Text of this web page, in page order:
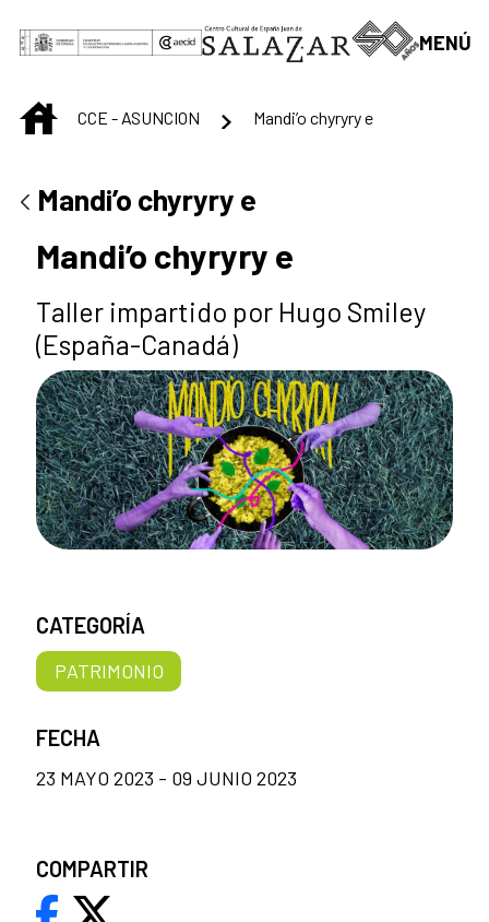
Saltar al contenido principal
MENÚ
INICIOCCE - ASUNCION Mandi’o chyryry e
Mandi’o chyryry e
Mandi’o chyryry e
Taller impartido por Hugo Smiley
(España-Canadá)
CATEGORÍA
PATRIMONIO
FECHA
23 MAYO 2023 - 09 JUNIO 2023
COMPARTIR